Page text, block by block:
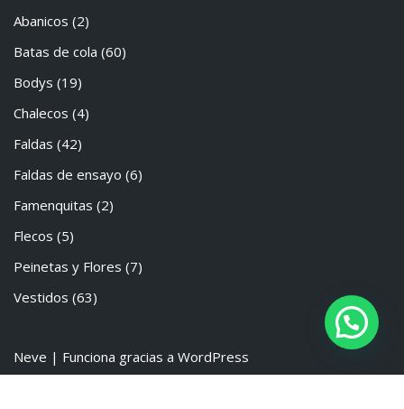
Abanicos (2)
Batas de cola (60)
Bodys (19)
Chalecos (4)
Faldas (42)
Faldas de ensayo (6)
Famenquitas (2)
Flecos (5)
Peinetas y Flores (7)
Vestidos (63)
Neve | Funciona gracias a WordPress